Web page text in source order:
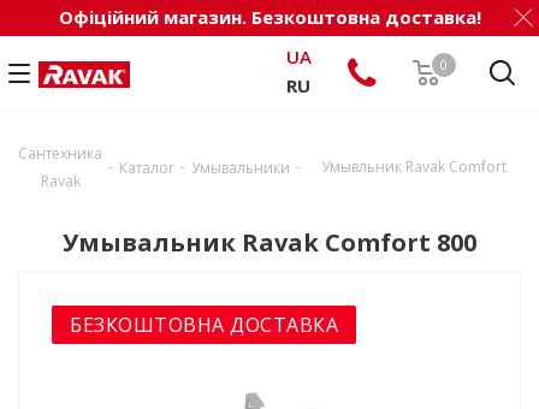
Офіційний магазин. Безкоштовна доставка!
0
UA
RU
Сантехника
Ravak
- Каталог - Умывальники - Умывльник Ravak Comfort
Умывальник Ravak Comfort 800
БЕЗКОШТОВНА ДОСТАВКА